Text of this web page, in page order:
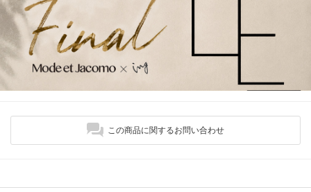
この商品に関するお問い合わせ